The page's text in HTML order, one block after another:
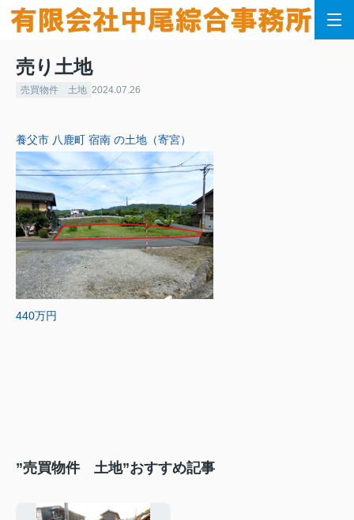
売り土地
売買物件 土地 2024.07.26
養父市 八鹿町 宿南 の土地（寄宮）
440万円
”売買物件 土地”おすすめ記事